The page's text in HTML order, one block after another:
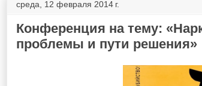
среда, 12 февраля 2014 г.
Конференция на тему:
проблемы и пути решения»